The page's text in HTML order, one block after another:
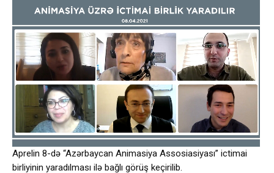
Aprelin 8-də “Azərbaycan Animasiya Assosiasiyası” ictimai
birliyinin yaradılması ilə bağlı görüş keçirilib.